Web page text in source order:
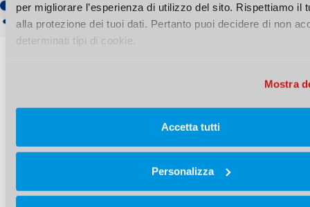
per migliorare l’esperienza di utilizzo del sito. Rispettiamo il
alla protezione dei tuoi dati. Pertanto puoi decidere di non
determinati tipi di cookie.
Mostra
Accetta tutti
Personalizza
per la tua azienda
01 02
PERCORSI SU